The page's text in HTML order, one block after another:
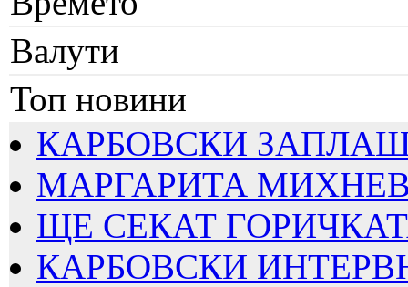
Валути
Топ новини
КАРБОВСКИ
МАРГАРИТА
ЩЕ СЕКАТ
КАРБОВСКИ